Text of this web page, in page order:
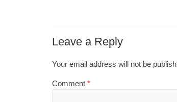
Leave a Reply
Your email address will not be
Comment *